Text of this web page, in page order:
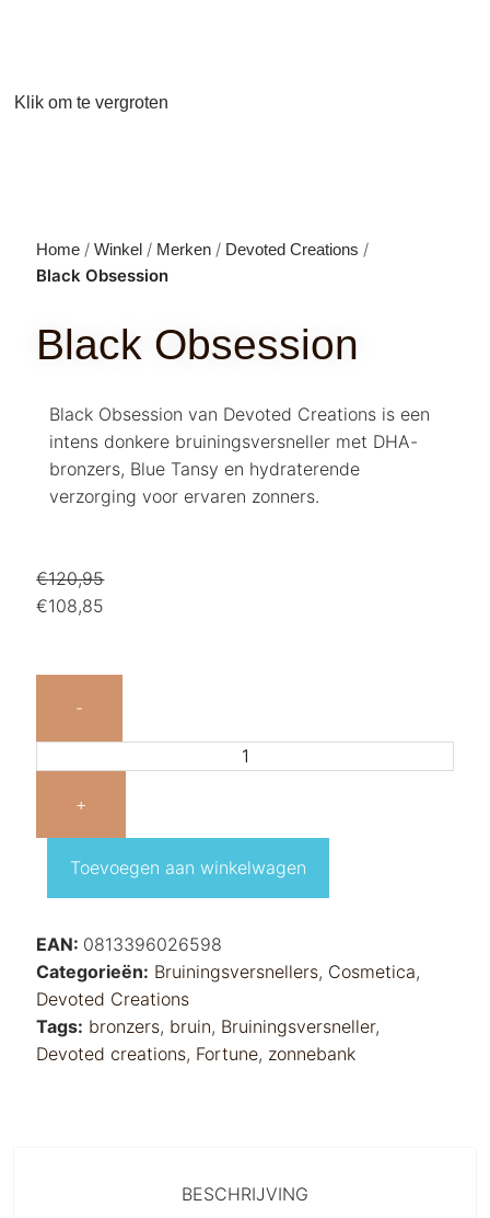
Klik om te vergroten
Home Winkel Merken Devoted Creations
Black Obsession
Black Obsession
Black Obsession van Devoted Creations is een
intens donkere bruiningsversneller met DHA-
bronzers, Blue Tansy en hydraterende
verzorging voor ervaren zonners.
€120,95
€108,85
Toevoegen aan winkelwagen
EAN: 0813396026598
Categorieën: Bruiningsversnellers, Cosmetica,
Devoted Creations
Tags: bronzers, bruin, Bruiningsversneller,
Devoted creations, Fortune, zonnebank
BESCHRIJVING